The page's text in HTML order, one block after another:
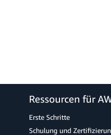
Ressourcen für
Erste Schritte
Schulung und